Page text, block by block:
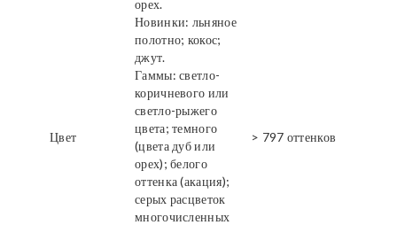
Цвет
орех.
Новинки: льняное
полотно; кокос;
джут.
Гаммы: светло-
коричневого или
светло-рыжего
цвета; темного
(цвета дуб или
орех); белого
оттенка (акация);
серых расцветок
многочисленных
> 797 оттенков